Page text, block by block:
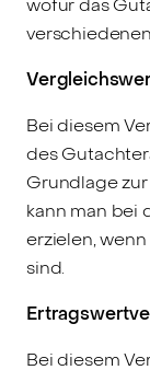
Bei diesem
des
Grundlage
kann man bei
erzielen,
sind.
Bei diesem